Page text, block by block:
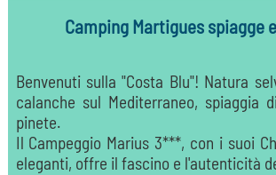
Camping Martigues spiagge
Benvenuti sulla "Costa Blu"! Natura
calanche sul Mediterraneo, spiaggia
pinete.
Il Campeggio Marius 3***, con i suoi
eleganti, offre il fascino e l'autenticità